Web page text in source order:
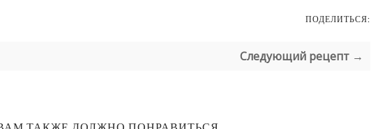
ПОДЕЛИТЬСЯ:
Следующий рецепт →